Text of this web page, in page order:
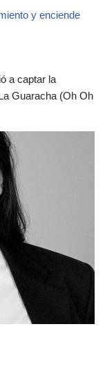
y enciende
a captar la
Guaracha (Oh Oh